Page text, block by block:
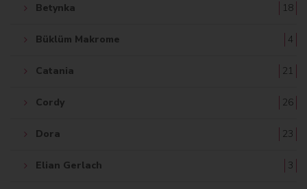
Betynka 18
Büklüm Makrome 4
Catania 21
Cordy 26
Dora 23
Elian Gerlach 3